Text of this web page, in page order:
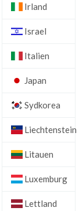
Irland
Israel
Italien
Japan
Sydkorea
Liechtenstein
Litauen
Luxemburg
Lettland